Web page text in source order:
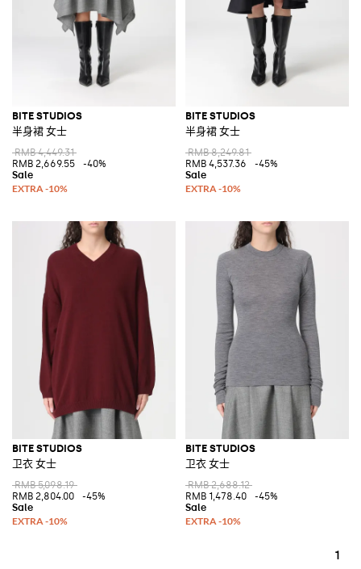
BITE STUDIOS
半身裙 女士
RMB 4,449.31
RMB 2,669.55
-40%
BITE STUDIOS
半身裙 女士
RMB 8,249.81
RMB 4,537.36
-45%
BITE STUDIOS
卫衣 女士
RMB 5,098.19
RMB 2,804.00
-45%
BITE STUDIOS
卫衣 女士
RMB 2,688.12
RMB 1,478.40
-45%
1